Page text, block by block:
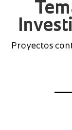
Proyectos